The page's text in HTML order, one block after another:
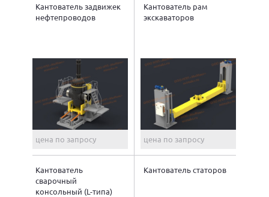
Кантователь задвижек
нефтепроводов
цена по запросу
Кантователь рам
экскаваторов
цена по запросу
Кантователь
сварочный
консольный (L-типа)
Кантователь статоров